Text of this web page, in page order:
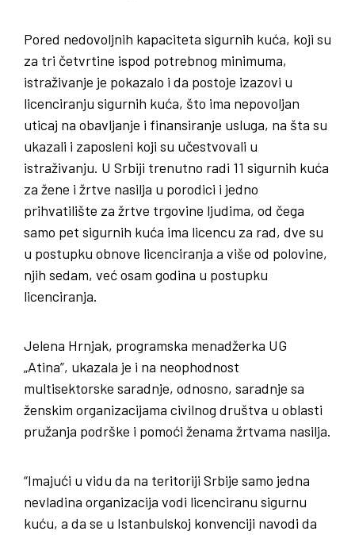
Pored nedovoljnih kapaciteta sigurnih kuća, koji su
za tri četvrtine ispod potrebnog minimuma,
istraživanje je pokazalo i da postoje izazovi u
licenciranju sigurnih kuća, što ima nepovoljan
uticaj na obavljanje i finansiranje usluga, na šta su
ukazali i zaposleni koji su učestvovali u
istraživanju. U Srbiji trenutno radi 11 sigurnih kuća
za žene i žrtve nasilja u porodici i jedno
prihvatilište za žrtve trgovine ljudima, od čega
samo pet sigurnih kuća ima licencu za rad, dve su
u postupku obnove licenciranja a više od polovine,
njih sedam, već osam godina u postupku
licenciranja.
Jelena Hrnjak, programska menadžerka UG
„Atina”, ukazala je i na neophodnost
multisektorske saradnje, odnosno, saradnje sa
ženskim organizacijama civilnog društva u oblasti
pružanja podrške i pomoći ženama žrtvama nasilja.
“Imajući u vidu da na teritoriji Srbije samo jedna
nevladina organizacija vodi licenciranu sigurnu
kuću, a da se u Istanbulskoj konvenciji navodi da